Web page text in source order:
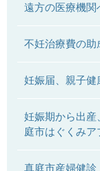
遠方の医療機関
不妊治療費の助
妊娠届、親子健
妊娠期から出
庭市はぐくみ
真庭市産婦健診